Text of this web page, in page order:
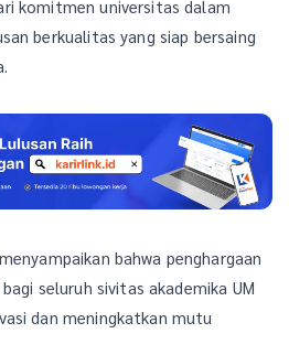
komitmen universitas dalam
berkualitas yang siap bersaing
bahwa penghargaan
seluruh sivitas akademika UM
dan meningkatkan mutu